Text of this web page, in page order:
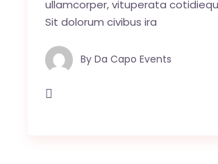
ullamcorper, vituperata
Sit dolorum civibus ira
By Da Capo Events